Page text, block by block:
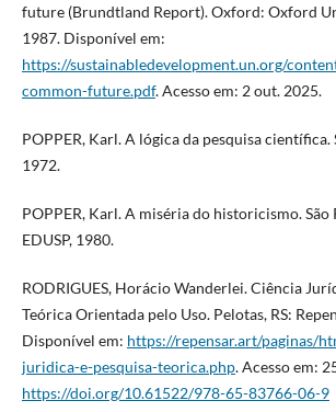
future (Brundtland Report). Oxford: Oxford
1987. Disponível em:
https://sustainabledevelopment.un.org/
common-future.pdf. Acesso em: 2 out. 2025.
POPPER, Karl. A lógica da pesquisa
1972.
POPPER, Karl. A miséria do historicismo.
EDUSP, 1980.
RODRIGUES, Horácio Wanderlei. Ciência
Teórica Orientada pelo Uso. Pelotas, RS:
Disponível em: https://repensar.art/paginas/
juridica-e-pesquisa-teorica.php. Acesso em:
https://doi.org/10.61522/978-65-83766-06-9